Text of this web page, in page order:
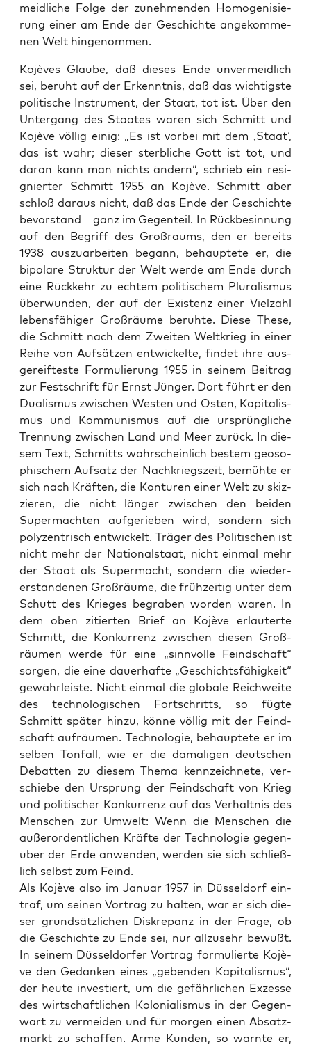
meid­li­che Fol­ge der zuneh­men­den Homo­ge­ni­sie­
rung einer am Ende der Geschich­te ange­kom­me­
nen Welt hingenommen.
Kojè­ves Glau­be, daß die­ses Ende unver­meid­lich
sei, beruht auf der Erkennt­nis, daß das wich­tigs­te
poli­ti­sche Instru­ment, der Staat, tot ist. Über den
Unter­gang des Staa­tes waren sich Schmitt und
Kojè­ve völ­lig einig: „Es ist vor­bei mit dem ‚Staat‘,
das ist wahr; die­ser sterb­li­che Gott ist tot, und
dar­an kann man nichts ändern“, schrieb ein resi­
gnier­ter Schmitt 1955 an Kojè­ve. Schmitt aber
schloß dar­aus nicht, daß das Ende der Geschich­te
bevor­stand – ganz im Gegen­teil. In Rück­be­sin­nung
auf den Begriff des Groß­raums, den er bereits
1938 aus­zu­ar­bei­ten begann, behaup­te­te er, die
bipo­la­re Struk­tur der Welt wer­de am Ende durch
eine Rück­kehr zu ech­tem poli­ti­schem Plu­ra­lis­mus
über­wun­den, der auf der Exis­tenz einer Viel­zahl
lebens­fä­hi­ger Groß­räu­me beruh­te. Die­se The­se,
die Schmitt nach dem Zwei­ten Welt­krieg in einer
Rei­he von Auf­sät­zen ent­wi­ckel­te, fin­det ihre aus­
ge­reif­tes­te For­mu­lie­rung 1955 in sei­nem Bei­trag
zur Fest­schrift für Ernst Jün­ger. Dort führt er den
Dua­lis­mus zwi­schen Wes­ten und Osten, Kapi­ta­lis­
mus und Kom­mu­nis­mus auf die ursprüng­li­che
Tren­nung zwi­schen Land und Meer zurück. In die­
sem Text, Schmitts wahr­schein­lich bes­tem geo­so­
phi­schem Auf­satz der Nach­kriegs­zeit, bemüh­te er
sich nach Kräf­ten, die Kon­tu­ren einer Welt zu skiz­
zie­ren, die nicht län­ger zwi­schen den bei­den
Super­mäch­ten auf­ge­rie­ben wird, son­dern sich
poly­zen­trisch ent­wi­ckelt. Trä­ger des Poli­ti­schen ist
nicht mehr der Natio­nal­staat, nicht ein­mal mehr
der Staat als Super­macht, son­dern die wie­der­
erstan­de­nen Groß­räu­me, die früh­zei­tig unter dem
Schutt des Krie­ges begra­ben wor­den waren. In
dem oben zitier­ten Brief an Kojè­ve erläu­ter­te
Schmitt, die Kon­kur­renz zwi­schen die­sen Groß­
räu­men wer­de für eine „sinn­vol­le Feind­schaft“
sor­gen, die eine dau­er­haf­te „Geschichts­fä­hig­keit“
gewähr­leis­te. Nicht ein­mal die glo­ba­le Reich­wei­te
des tech­no­lo­gi­schen Fort­schritts, so füg­te
Schmitt spä­ter hin­zu, kön­ne völ­lig mit der Feind­
schaft auf­räu­men. Tech­no­lo­gie, behaup­te­te er im
sel­ben Ton­fall, wie er die dama­li­gen deut­schen
Debat­ten zu die­sem The­ma kenn­zeich­ne­te, ver­
schie­be den Ursprung der Feind­schaft von Krieg
und poli­ti­scher Kon­kur­renz auf das Ver­hält­nis des
Men­schen zur Umwelt: Wenn die Men­schen die
außer­or­dent­li­chen Kräf­te der Tech­no­lo­gie gegen­
über der Erde anwen­den, wer­den sie sich schließ­
lich selbst zum Feind.
Als Kojè­ve also im Janu­ar 1957 in Düs­sel­dorf ein­
traf, um sei­nen Vor­trag zu hal­ten, war er sich die­
ser grund­sätz­li­chen Dis­kre­panz in der Fra­ge, ob
die Geschich­te zu Ende sei, nur all­zu­sehr bewußt.
In sei­nem Düs­sel­dor­fer Vor­trag for­mu­lier­te Kojè­
ve den Gedan­ken eines „geben­den Kapi­ta­lis­mus“,
der heu­te inves­tiert, um die gefähr­li­chen Exzes­se
des wirt­schaft­li­chen Kolo­nia­lis­mus in der Gegen­
wart zu ver­mei­den und für mor­gen einen Absatz­
markt zu schaf­fen. Arme Kun­den, so warn­te er,